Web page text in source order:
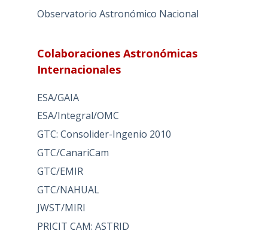
Observatorio Astronómico Nacional
Colaboraciones Astronómicas
Internacionales
ESA/GAIA
ESA/Integral/OMC
GTC: Consolider-Ingenio 2010
GTC/CanariCam
GTC/EMIR
GTC/NAHUAL
JWST/MIRI
PRICIT CAM: ASTRID